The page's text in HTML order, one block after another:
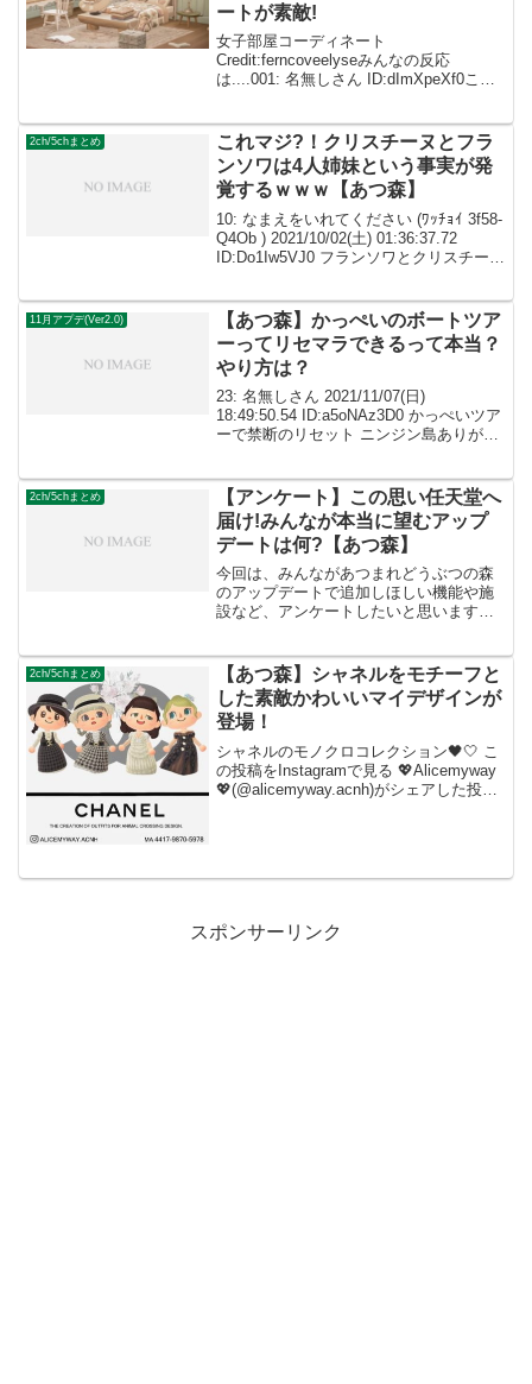
ートが素敵!
女子部屋コーディネート
Credit:ferncoveelyseみんなの反応
は....001: 名無しさん ID:dImXpeXf0この
愛いです！！...
2ch/5chまとめ
これマジ?！クリスチーヌとフラ
ンソワは4人姉妹という事実が発
覚するｗｗｗ【あつ森】
10: なまえをいれてください (ﾜｯﾁｮｲ 3f58-
Q4Ob ) 2021/10/02(土) 01:36:37.72
ID:Do1Iw5VJ0 フランソワとクリスチーヌ
11月アプデ(Ver2.0)
【あつ森】かっぺいのボートツア
ーってリセマラできるって本当？
やり方は？
23: 名無しさん 2021/11/07(日)
18:49:50.54 ID:a5oNAz3D0 かっぺいツア
ーで禁断のリセット ニンジン島ありがと
2ch/5chまとめ
【アンケート】この思い任天堂へ
届け!みんなが本当に望むアップ
デートは何?【あつ森】
今回は、みんながあつまれどうぶつの森
のアップデートで追加しほしい機能や施
設など、アンケートしたいと思います！
ようなアイデアなどを教えてください！
アプデの要望や期待まと...
2ch/5chまとめ
【あつ森】シャネルをモチーフと
した素敵かわいいマイデザインが
登場！
シャネルのモノクロコレクション🖤🤍 こ
の投稿をInstagramで見る 💖Alicemyway
💖(@alicemyway.acnh)がシェアした投稿
スポンサーリンク